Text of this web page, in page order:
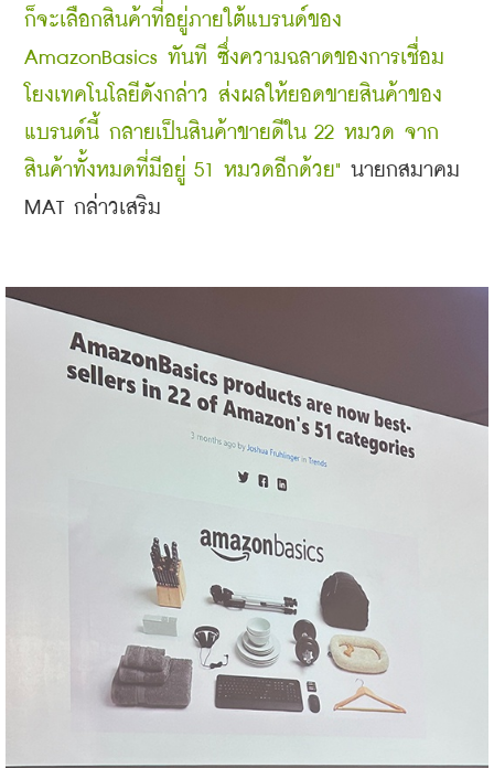
ก็จะเลือกสินค้าที่อยู่ภายใต้แบรนด์ของ
AmazonBasics ทันที ซึ่งความฉลาดของการเชื่อม
โยงเทคโนโลยีดังกล่าว ส่งผลให้ยอดขายสินค้าของ
แบรนด์นี้ กลายเป็นสินค้าขายดีใน 22 หมวด จาก
สินค้าทั้งหมดที่มีอยู่ 51 หมวดอีกด้วย" นายกสมาคม
MAT กล่าวเสริม